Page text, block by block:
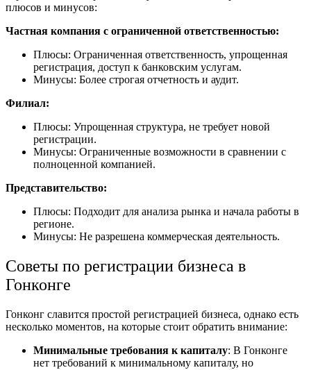
плюсов и минусов:
Частная компания с ограниченной ответственностью:
Плюсы: Ограниченная ответственность, упрощенная
регистрация, доступ к банковским услугам.
Минусы: Более строгая отчетность и аудит.
Филиал:
Плюсы: Упрощенная структура, не требует новой
регистрации.
Минусы: Ограниченные возможности в сравнении с
полноценной компанией.
Представительство:
Плюсы: Подходит для анализа рынка и начала работы в
регионе.
Минусы: Не разрешена коммерческая деятельность.
Советы по регистрации бизнеса в
Гонконге
Гонконг славится простой регистрацией бизнеса, однако есть
несколько моментов, на которые стоит обратить внимание:
Минимальные требования к капиталу: В Гонконге
нет требований к минимальному капиталу, но